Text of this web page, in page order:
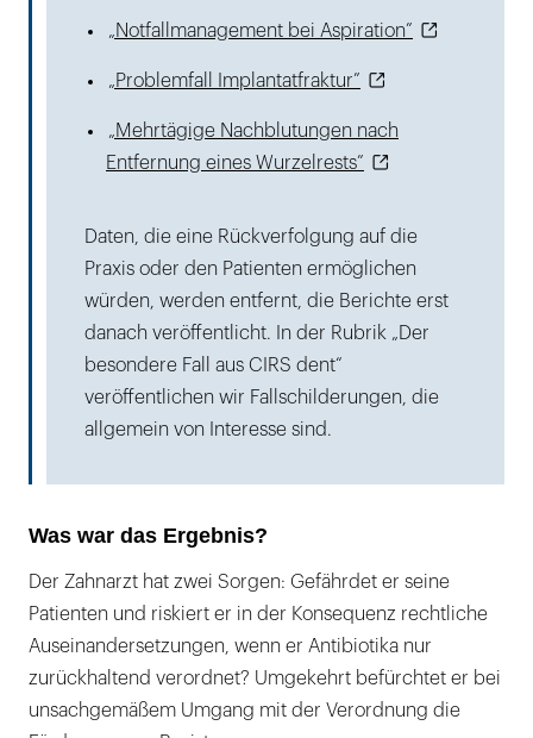
„Notfallmanagement bei Aspiration”
„Problemfall Implantatfraktur”
„Mehrtägige Nachblutungen nach
Entfernung eines Wurzelrests”
Daten, die eine Rückverfolgung auf die
Praxis oder den Patienten ermöglichen
würden, werden entfernt, die Berichte erst
danach veröffentlicht. In der Rubrik „Der
besondere Fall aus CIRS dent“
veröffentlichen wir Fallschilderungen, die
allgemein von Interesse sind.
Was war das Ergebnis?
Der Zahnarzt hat zwei Sorgen: Gefährdet er seine
Patienten und riskiert er in der Konsequenz rechtliche
Auseinandersetzungen, wenn er Antibiotika nur
zurückhaltend verordnet? Umgekehrt befürchtet er bei
unsachgemäßem Umgang mit der Verordnung die